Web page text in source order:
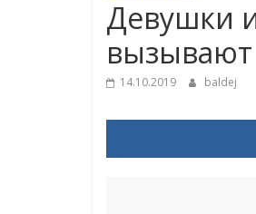
Девушки
вызывают
14.10.2019 baldej